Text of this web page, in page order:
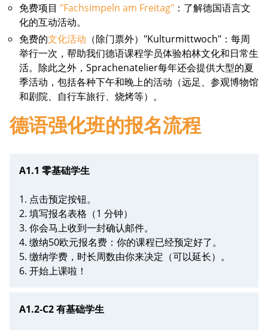
免费项目 "Fachsimpeln am Freitag" ：了解德国语言文
化的互动活动。
免费的文化活动 （除门票外）"Kulturmittwoch"：每周
举行一次，帮助我们德语课程学员体验柏林文化和日常生
活。除此之外，Sprachenatelier每年还会提供大型的夏
季活动，包括各种下午和晚上的活动（远足、参观博物馆
和剧院、自行车旅行、烧烤等）。
德语强化班的报名流程
A1.1 零基础学生
1. 点击预定按钮。
2. 填写报名表格（1 分钟）
3. 你会马上收到一封确认邮件。
4. 缴纳50欧元报名费：你的课程已经预定好了。
5. 缴纳学费，时长周数由你来决定（可以延长）。
6. 开始上课啦！
A1.2-C2 有基础学生